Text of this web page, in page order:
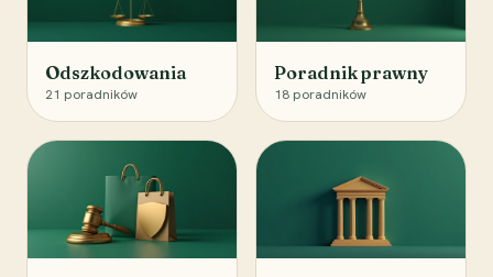
Odszkodowania
21 poradników
Poradnik prawny
18 poradników